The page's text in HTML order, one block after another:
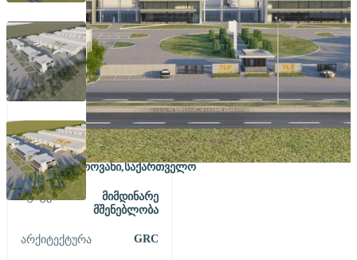
Პროექტირების Წელი 2020
ᲚოკაციაᲬეროვანი,საქართველო
Სტატუსი
Მიმდინარე
Მშენებლობა
Არქიტექტურა GRC